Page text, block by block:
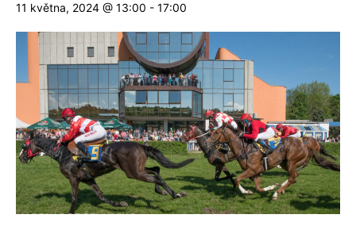
11 května, 2024 @ 13:00 - 17:00